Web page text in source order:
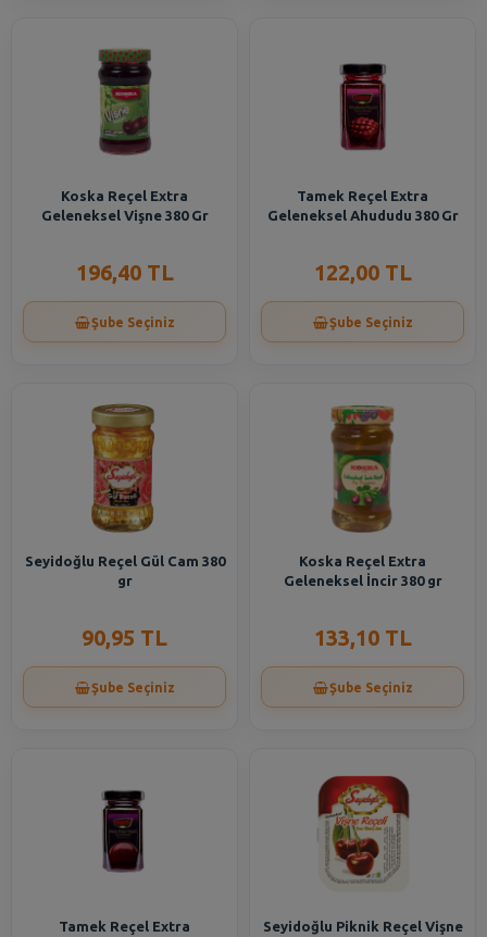
Koska Reçel Extra
Geleneksel Vişne 380 Gr
196,40 TL
Şube Seçiniz
Tamek Reçel Extra
Geleneksel Ahududu 380 Gr
122,00 TL
Şube Seçiniz
Seyidoğlu Reçel Gül Cam 380
gr
90,95 TL
Şube Seçiniz
Koska Reçel Extra
Geleneksel İncir 380 gr
133,10 TL
Şube Seçiniz
Tamek Reçel Extra
Seyidoğlu Piknik Reçel Vişne